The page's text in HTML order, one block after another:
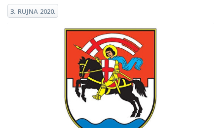
3. RUJNA 2020.